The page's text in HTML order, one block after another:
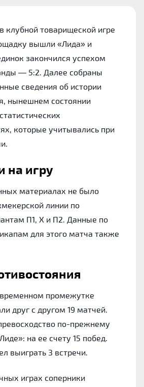
клубной товарищеской игре
вышли «Лида» и
закончился успехом
— 5:2. Далее собраны
сведения об истории
нынешнем состоянии
которые учитывались при
на игру
материалах не было
линии по
П1, Х и П2. Данные по
для этого матча также
промежутке
друг с другом 19 матчей.
по-прежнему
на ее счету 15 побед.
выиграть 3 встречи.
играх соперники